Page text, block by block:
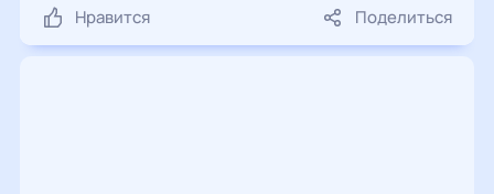
Нравится Поделиться